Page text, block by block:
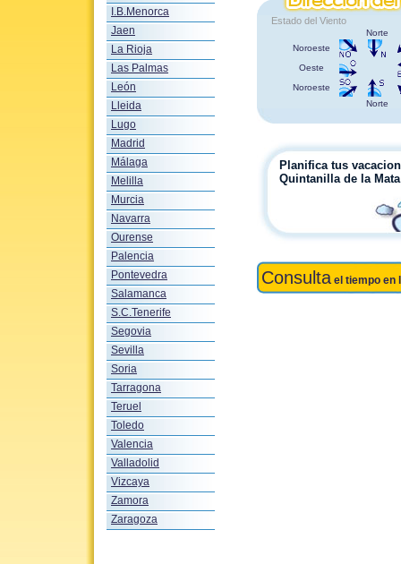
I.B.Menorca
Jaen
La Rioja
Las Palmas
León
Lleida
Lugo
Madrid
Málaga
Melilla
Murcia
Navarra
Ourense
Palencia
Pontevedra
Salamanca
S.C.Tenerife
Segovia
Sevilla
Soria
Tarragona
Teruel
Toledo
Valencia
Valladolid
Vizcaya
Zamora
Zaragoza
Estado del Viento
Norte
Noroeste
Oeste
Noroeste
Norte
Planifica tus
Quintanilla de la Mata
Consulta el tiempo en